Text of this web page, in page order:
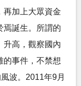
再加上大眾資金
焉誕生。所謂的
升高，觀察國內
的事件，不禁想
波。2011年9月